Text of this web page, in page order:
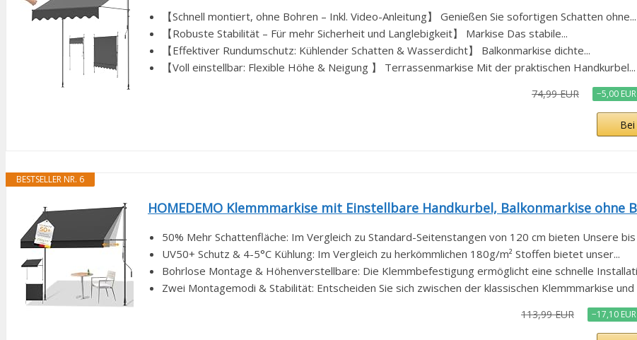
【Schnell montiert, ohne Bohren – Inkl. Video-Anleitung】 Genießen Sie sofortigen Schatten ohne...
【Robuste Stabilität – Für mehr Sicherheit und Langlebigkeit】 Markise Das stabile...
【Effektiver Rundumschutz: Kühlender Schatten & Wasserdicht】 Balkonmarkise dichte...
【Voll einstellbar: Flexible Höhe & Neigung 】 Terrassenmarkise Mit der praktischen Handkurbel...
74,99 EUR −5,00 EUR
BESTSELLER NR. 6
HOMEDEMO Klemmmarkise mit Einstellbare Handkurbel, Balkonmarkise ohne
50% Mehr Schattenfläche: Im Vergleich zu Standard-Seitenstangen von 120 cm bieten Unsere bis
UV50+ Schutz & 4-5°C Kühlung: Im Vergleich zu herkömmlichen 180g/m² Stoffen bietet unser...
Bohrlose Montage & Höhenverstellbare: Die Klemmbefestigung ermöglicht eine schnelle
Zwei Montagemodi & Stabilität: Entscheiden Sie sich zwischen der klassischen Klemmmarkise und
113,99 EUR −17,10 EUR